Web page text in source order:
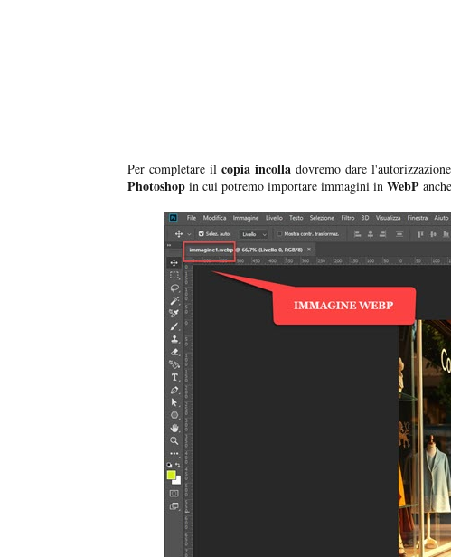
Per completare ilcopia incolla dovremo dare
Photoshop in cui potremo importare immagini in WebP